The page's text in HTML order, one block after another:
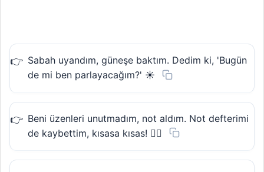
Sabah uyandım, güneşe baktım. Dedim ki, 'Bugün
de mi ben parlayacağım?' ☀️
Beni üzenleri unutmadım, not aldım. Not defterimi
de kaybettim, kısasa kısas! 🤷‍♀️